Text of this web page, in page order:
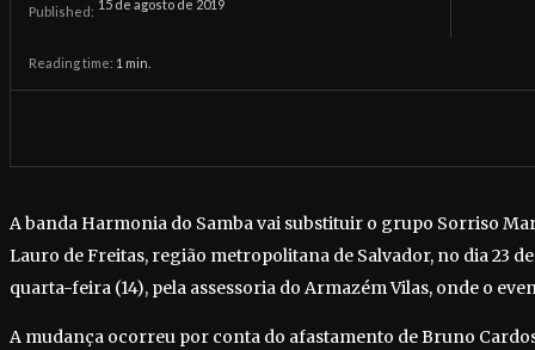
Published: 15 de agosto de 2019
Reading time: 1 min.
A banda Harmonia do Samba vai substituir o grupo Sorriso
Lauro de Freitas, região metropolitana de Salvador, no dia 23
quarta-feira (14), pela assessoria do Armazém Vilas, onde o
A mudança ocorreu por conta do afastamento de Bruno